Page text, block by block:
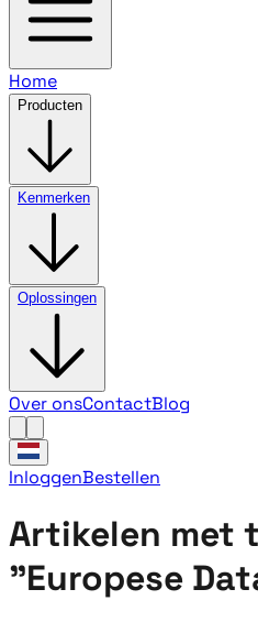
Home
Producten
Kenmerken
Oplossingen
Over onsContactBlog
InloggenBestellen
Artikelen met
"Europese